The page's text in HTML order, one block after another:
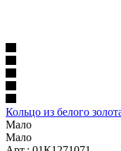
Кольцо из белого
Мало
Мало